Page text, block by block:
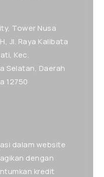
Tower Nusa
Jl. Raya Kalibata
Kec.
Selatan, Daerah
12750
dalam website
dengan
kredit